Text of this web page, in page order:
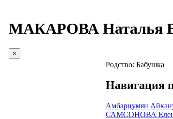
МАКАРОВА Наталья
×
Родство: Бабушка
Навигация
Амбарцумян
САМСОНОВА